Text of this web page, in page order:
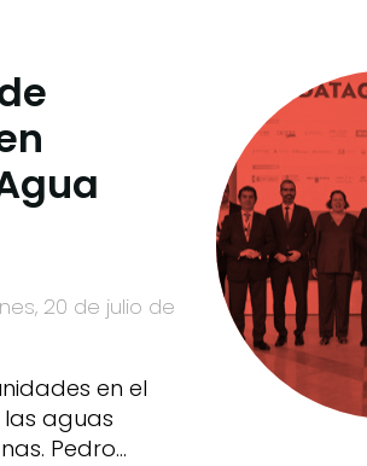
20 de julio de
en el
aguas
Pedro